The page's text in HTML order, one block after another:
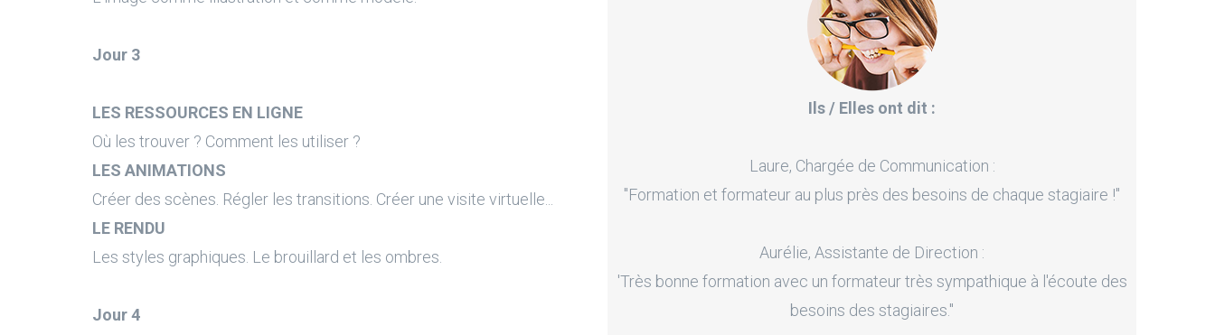
Jour 3
LES RESSOURCES EN LIGNE
Où les trouver ? Comment les utiliser ?
LES ANIMATIONS
Créer des scènes. Régler les transitions. Créer une visite virtuelle...
LE RENDU
Les styles graphiques. Le brouillard et les ombres.
Jour 4
Ils / Elles ont dit :
Laure, Chargée de Communication :
"Formation et formateur au plus près des besoins de chaque stagiaire !"
Aurélie, Assistante de Direction :
'Très bonne formation avec un formateur très sympathique à l'écoute des
besoins des stagiaires."